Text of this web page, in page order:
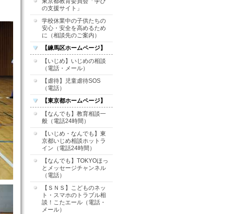
の支援サイト」
学校休業中の子供たちの
安心・安全を高めるため
に（相談先のご案内）
【練馬区ホームページ】
【いじめ】いじめの相談
（電話・メール）
【虐待】児童虐待SOS
（電話）
【東京都ホームページ】
【なんでも】教育相談一
般（電話24時間）
【いじめ・なんでも】東
京都いじめ相談ホットラ
イン（電話24時間）
【なんでも】TOKYOほっ
とメッセージチャンネル
（電話）
【ＳＮＳ】こどものネッ
ト・スマホのトラブル相
談！こたエール（電話・
メール）